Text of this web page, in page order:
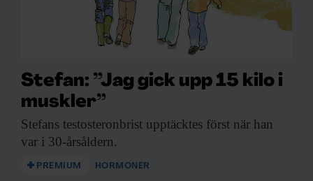
Stefan: ”Jag gick upp 15 kilo i
muskler”
Stefans testosteronbrist upptäcktes först när han
var i 30-årsåldern.
PREMIUM HORMONER